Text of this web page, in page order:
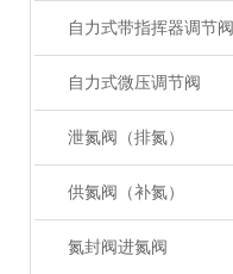
自力式带指挥器调节阀
自力式微压调节阀
泄氮阀（排氮）
供氮阀（补氮）
氮封阀进氮阀